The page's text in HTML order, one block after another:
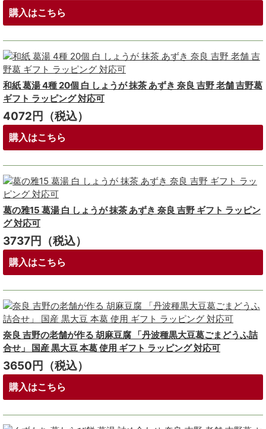
購入はこちら
和紙 葛湯 4種 20個 白 しょうが 抹茶 あずき 奈良 吉野 老舗 吉野葛
ギフト ラッピング 対応可
4072円（税込）
購入はこちら
葛の雅15 葛湯 白 しょうが 抹茶 あずき 奈良 吉野 ギフト ラッピン
グ 対応可
3737円（税込）
購入はこちら
奈良 吉野の老舗が作る 胡麻豆腐 「丹波種黒大豆葛ごまどうふ詰
合せ」 国産 黒大豆 本葛 使用 ギフト ラッピング 対応可
3650円（税込）
購入はこちら